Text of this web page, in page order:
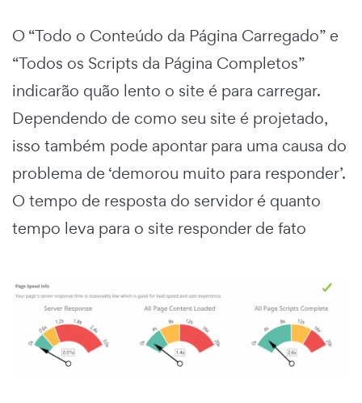
O “Todo o Conteúdo da Página Carregado” e
“Todos os Scripts da Página Completos”
indicarão quão lento o site é para carregar.
Dependendo de como seu site é projetado,
isso também pode apontar para uma causa do
problema de ‘demorou muito para responder’.
O tempo de resposta do servidor é quanto
tempo leva para o site responder de fato